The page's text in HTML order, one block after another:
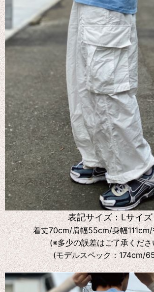
表記サイズ：Lサイズ
着丈70cm/肩幅55cm/身幅
(※多少の誤差はご了承くだ
(モデルスペック：174cm/